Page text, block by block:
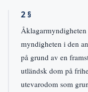
2 §
myndigheten i den
på grund av en
utländsk dom på
utevarodom som